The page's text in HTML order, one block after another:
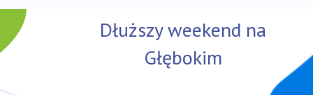
Dłuższy weekend na
Głębokim